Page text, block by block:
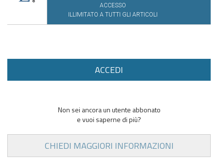
ACCESSO
ILLIMITATO A TUTTI GLI ARTICOLI
ACCEDI
Non sei ancora un utente abbonato
e vuoi saperne di più?
CHIEDI MAGGIORI INFORMAZIONI